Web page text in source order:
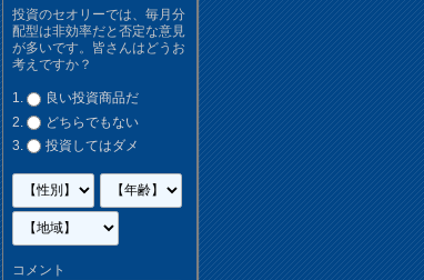
投資のセオリーでは、毎月分
配型は非効率だと否定な意見
が多いです。皆さんはどうお
考えですか？
良い投資商品だ
どちらでもない
投資してはダメ
コメント